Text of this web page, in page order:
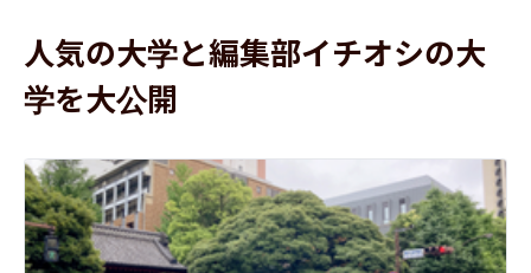
人気の大学と編集部イチオシの大
学を大公開